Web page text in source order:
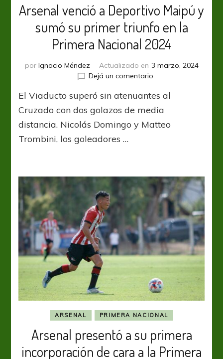
Arsenal venció a Deportivo Maipú y
sumó su primer triunfo en la
Primera Nacional 2024
por Ignacio Méndez Actualizado en 3 marzo, 2024
Dejá un comentarioen
venció
a
Maipú
triunfo
en
la
Primera
Nacional
2024
El Viaducto superó sin atenuantes al
Cruzado con dos golazos de media
distancia. Nicolás Domingo y Matteo
Trombini, los goleadores …
ARSENAL PRIMERA NACIONAL
Arsenal presentó a su primera
incorporación de cara a la Primera